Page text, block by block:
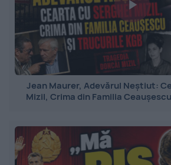
Jean Maurer, Adevărul Neștiut:
Mizil, Crima din Familia